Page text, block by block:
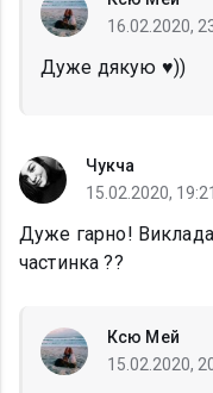
16.02.2020,
Дуже дякую ♥️))
Чукча
15.02.2020,
Дуже гарно!
частинка ??
Ксю Мей
15.02.2020,